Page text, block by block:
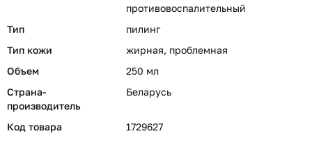
противовоспалительный
Тип
пилинг
Тип кожи
жирная, проблемная
Объем
250 мл
Страна-
производитель
Беларусь
Код товара 1729627